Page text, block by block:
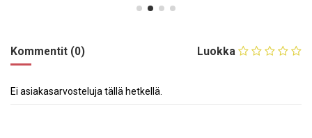
Luokka
Kommentit (0)
Ei asiakasarvosteluja tällä hetkellä.